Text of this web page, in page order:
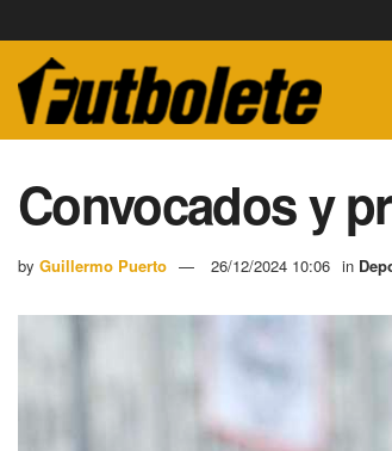
Convocados y
by Guillermo Puerto 26/12/2024 10:06 in